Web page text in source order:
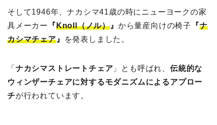
そして1946年、ナカシマ41歳の時にニューヨークの家
具メーカー
『Knoll（ノル） 』 から量産向けの椅子 『ナ
カシマチェア』 を発表しました。
「 ナカシマストレートチェア 」とも呼ばれ、伝統的な
ウィンザーチェアに対するモダニズムによるアプロー
チが行われています。